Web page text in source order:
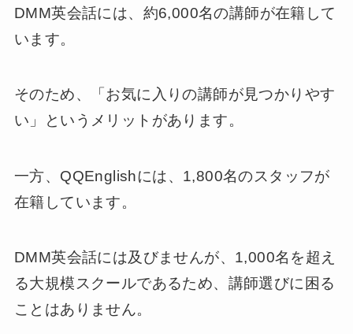
DMM英会話には、約6,000名の講師が在籍して
います。
そのため、「お気に入りの講師が見つかりやす
い」というメリットがあります。
一方、QQEnglishには、1,800名のスタッフが
在籍しています。
DMM英会話には及びませんが、1,000名を超え
る大規模スクールであるため、講師選びに困る
ことはありません。